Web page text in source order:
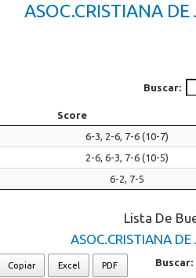
ASOC.CRISTIANA
Buscar:
Score
6-3, 2-6, 7-6 (10-7)
2-6, 6-3, 7-6 (10-5)
6-2, 7-5
Lista De
ASOC.CRISTIANA
Copiar Excel PDF Buscar: